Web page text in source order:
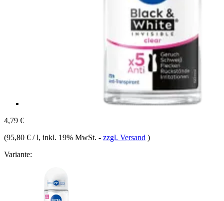
4,79 €
(95,80 € / l, inkl. 19% MwSt. - zzgl. Versand )
Variante: